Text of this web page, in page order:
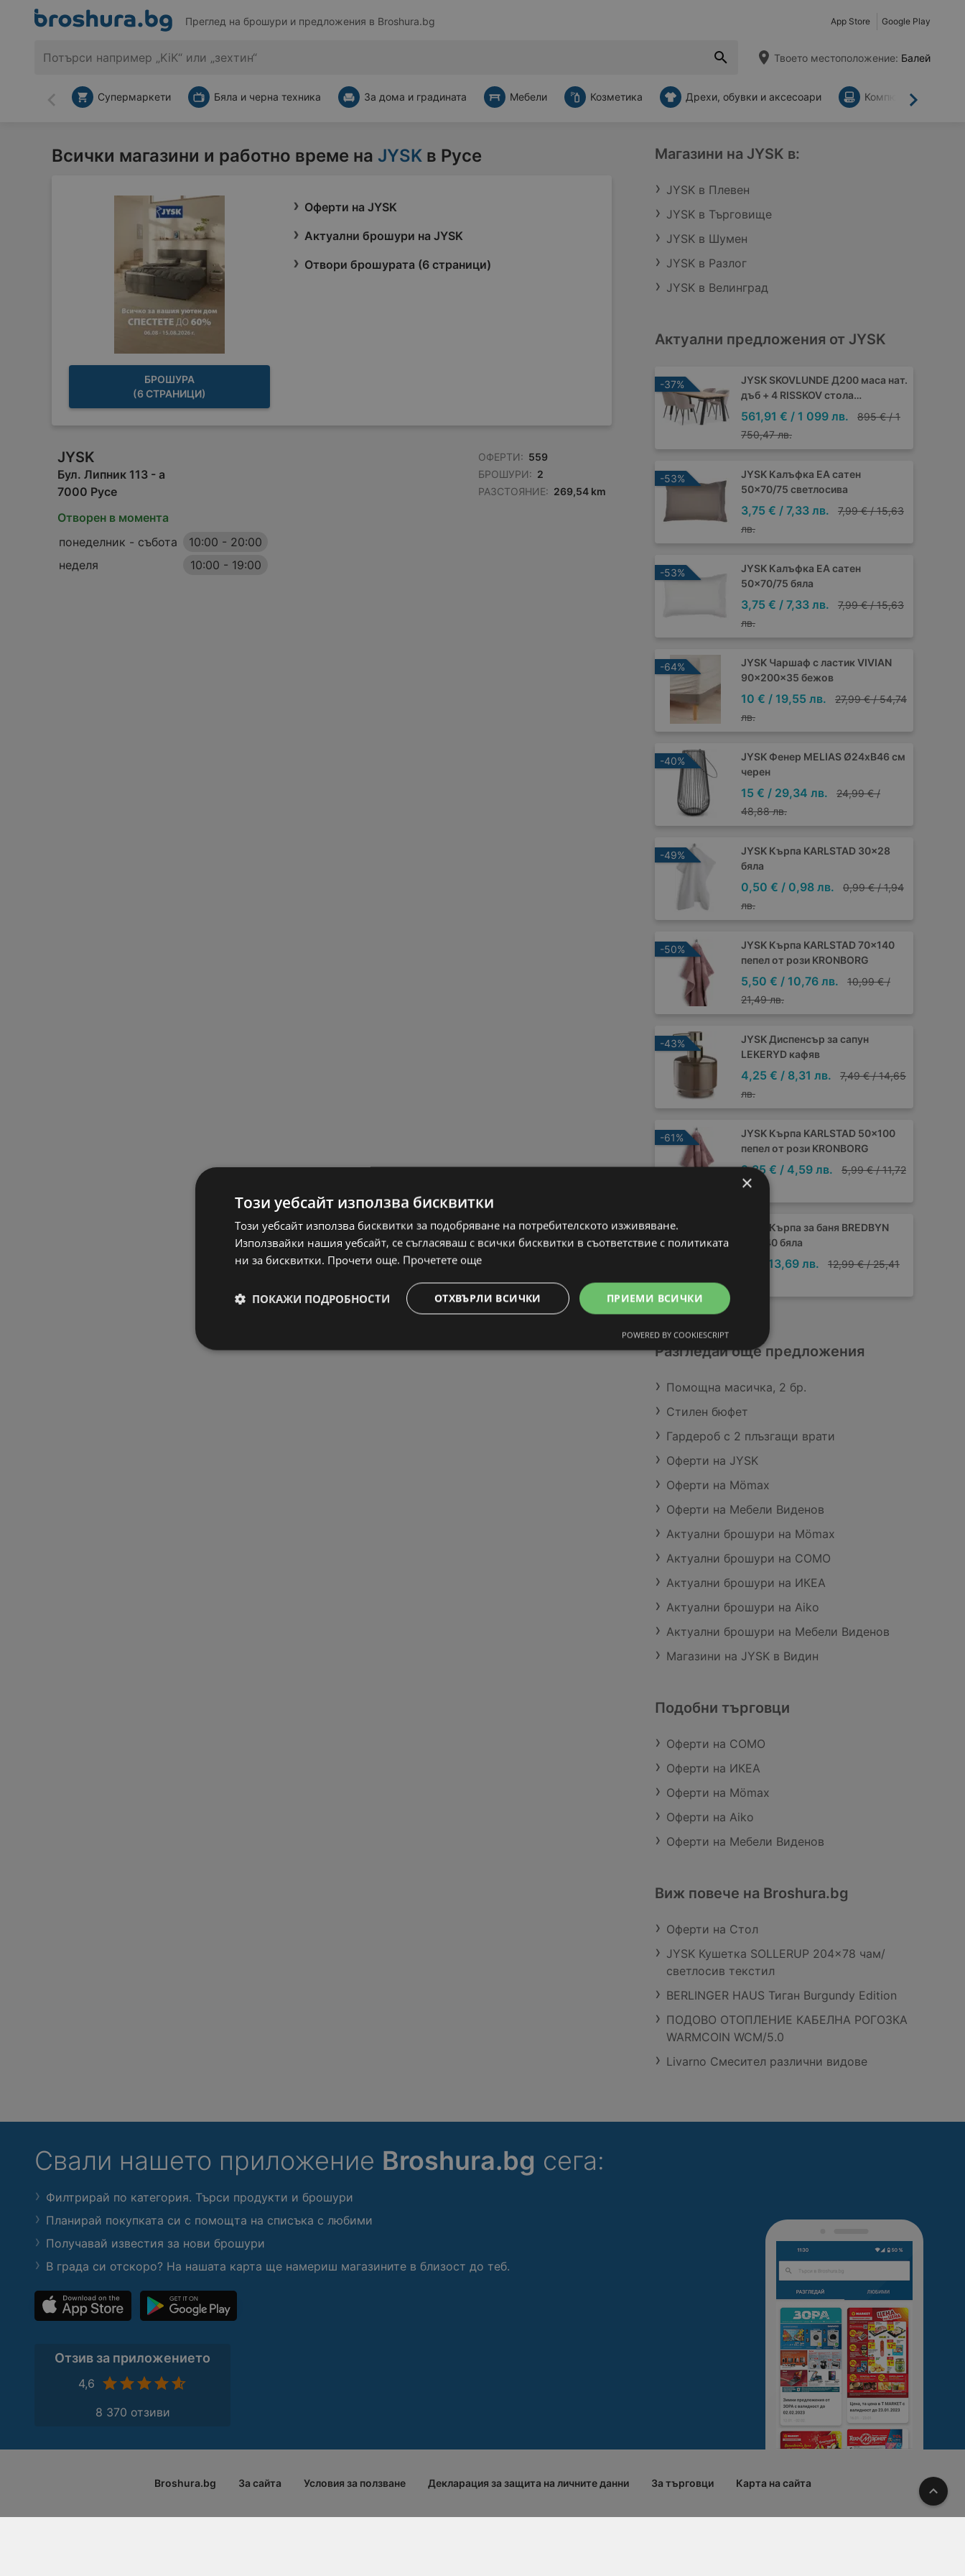
Преглед на брошури и предложения в Broshura.bg App Store Google Play
Твоето местоположение: Балей
Назад Напред
Супермаркети Бяла и черна техника За дома и градината Мебели Козметика Дрехи, обувки и аксесоари Компютри и
Всички магазини и работно време на JYSK в Русе
БРОШУРА
(6 СТРАНИЦИ)
Оферти на JYSK
Актуални брошури на JYSK
Отвори брошурата (6 страници)
JYSK
Бул. Липник 113 - а
7000 Русе
ОФЕРТИ: 559
БРОШУРИ: 2
РАЗСТОЯНИЕ: 269,54 km
Отворен в момента
понеделник - събота
10:00 - 20:00
неделя
10:00 - 19:00
Магазини на JYSK в:
JYSK в Плевен
JYSK в Търговище
JYSK в Шумен
JYSK в Разлог
JYSK в Велинград
Актуални предложения от JYSK
-37%
JYSK SKOVLUNDE Д200 маса нат.
дъб + 4 RISSKOV стола
светлосиви
561,91 € / 1 099 лв.
895 € / 1
750,47 лв.
-53%
JYSK Калъфка EA сатен
50x70/75 светлосива
3,75 € / 7,33 лв.
7,99 € / 15,63
лв.
-53%
JYSK Калъфка EA сатен
50x70/75 бяла
3,75 € / 7,33 лв.
7,99 € / 15,63
лв.
-64%
JYSK Чаршаф с ластик VIVIAN
90x200x35 бежов
10 € / 19,55 лв.
27,99 € / 54,74
лв.
-40%
JYSK Фенер MELIAS Ø24xВ46 см
черен
15 € / 29,34 лв.
24,99 € /
48,88 лв.
-49%
JYSK Кърпа KARLSTAD 30x28
бяла
0,50 € / 0,98 лв.
0,99 € / 1,94
лв.
-50%
JYSK Кърпа KARLSTAD 70x140
пепел от рози KRONBORG
5,50 € / 10,76 лв.
10,99 € /
21,49 лв.
-43%
JYSK Диспенсър за сапун
LEKERYD кафяв
4,25 € / 8,31 лв.
7,49 € / 14,65
лв.
-61%
JYSK Кърпа KARLSTAD 50x100
пепел от рози KRONBORG
2,35 € / 4,59 лв.
5,99 € / 11,72
лв.
-46%
JYSK Кърпа за баня BREDBYN
70x140 бяла
7 € / 13,69 лв.
12,99 € / 25,41
Разгледай още предложения
Помощна масичка, 2 бр.
Стилен бюфет
Гардероб с 2 плъзгащи врати
Оферти на JYSK
Оферти на Mömax
Оферти на Мебели Виденов
Актуални брошури на Mömax
Актуални брошури на COMO
Актуални брошури на ИКЕА
Актуални брошури на Aiko
Актуални брошури на Мебели Виденов
Магазини на JYSK в Видин
Подобни търговци
Оферти на COMO
Оферти на ИКЕА
Оферти на Mömax
Оферти на Aiko
Оферти на Мебели Виденов
Виж повече на Broshura.bg
Оферти на Стол
JYSK Кушетка SOLLERUP 204x78 чам/
светлосив текстил
BERLINGER HAUS Тиган Burgundy Edition
ПОДОВО ОТОПЛЕНИЕ КАБЕЛНА РОГОЗКА
WARMCOIN WCM/5.0
Livarno Смесител различни видове
Свали нашето приложение Broshura.bg сега:
Филтрирай по категория. Търси продукти и брошури
Планирай покупката си с помощта на списъка с любими
Получавай известия за нови брошури
В града си отскоро? На нашата карта ще намериш магазините в близост до теб.
Отзив за приложението
4,6
8 370 отзиви
Broshura.bg За сайта Условия за ползване Декларация за защита на личните данни За търговци Карта на сайта
×
Този уебсайт използва бисквитки
Този уебсайт използва бисквитки за подобряване на потребителското изживяване.
Използвайки нашия уебсайт, се съгласяваш с всички бисквитки в съответствие с политиката
ни за бисквитки. Прочети още. Прочетете още
ПРИЕМИ ВСИЧКИ
ОТХВЪРЛИ ВСИЧКИ
ПОКАЖИ ПОДРОБНОСТИ
POWERED BY COOKIESCRIPT